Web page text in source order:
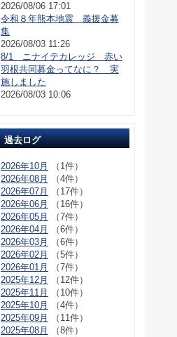
2026/08/06 17:01
令和８年熊本地震 義援金募
集
2026/08/03 11:26
8/1 ニナイテカレッジ 赤い
羽根共同募金ってなに？ 実
施しました
2026/08/03 10:06
過去ログ
2026年10月
（1件）
2026年08月
（4件）
2026年07月
（17件）
2026年06月
（16件）
2026年05月
（7件）
2026年04月
（6件）
2026年03月
（6件）
2026年02月
（5件）
2026年01月
（7件）
2025年12月
（12件）
2025年11月
（10件）
2025年10月
（4件）
2025年09月
（11件）
2025年08月
（8件）